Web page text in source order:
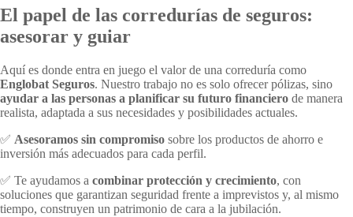
El papel de las corredurías de seguros:
asesorar y guiar
Aquí es donde entra en juego el valor de una correduría como
Englobat Seguros. Nuestro trabajo no es solo ofrecer pólizas, sino
ayudar a las personas a planificar su futuro financiero de manera
realista, adaptada a sus necesidades y posibilidades actuales.
✅ Asesoramos sin compromiso sobre los productos de ahorro e
inversión más adecuados para cada perfil.
✅ Te ayudamos a combinar protección y crecimiento, con
soluciones que garantizan seguridad frente a imprevistos y, al mismo
tiempo, construyen un patrimonio de cara a la jubilación.